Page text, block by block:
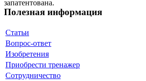
запатентована.
Полезная информация
Статьи
Вопрос-ответ
Изобретения
Приобрести тренажер
Сотрудничество